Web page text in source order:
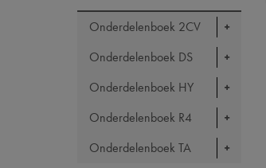
Onderdelenboek 2CV
Onderdelenboek DS
Onderdelenboek HY
Onderdelenboek R4
Onderdelenboek TA